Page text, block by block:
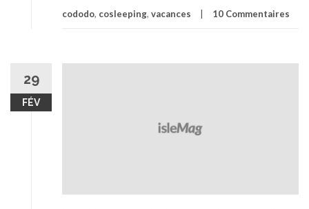
p
a
cododo, cosleeping, vacances 10 Commentaires
29
FÉV